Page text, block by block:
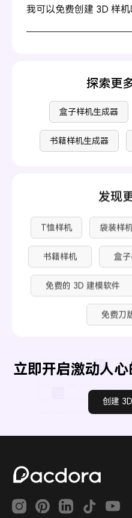
设计平台，您无需下载 PSD
在设计界面中调整光照、角
我可以免费创建 3D 样机
升级取决于您。请访问我们的
探索更
盒子样机生成器
书籍样机生成器
发现
T恤样机 袋装样机
书籍样机 盒子
免费的 3D 建模软件
免费刀
立即开启激动人
创建